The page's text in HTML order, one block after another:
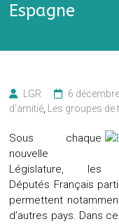
Espagne
LGR 6
d'amitié
Les groupes de
Sous chaque
nouvelle
Législature, les
Députés Français
permettent
d’autres pays. Dans